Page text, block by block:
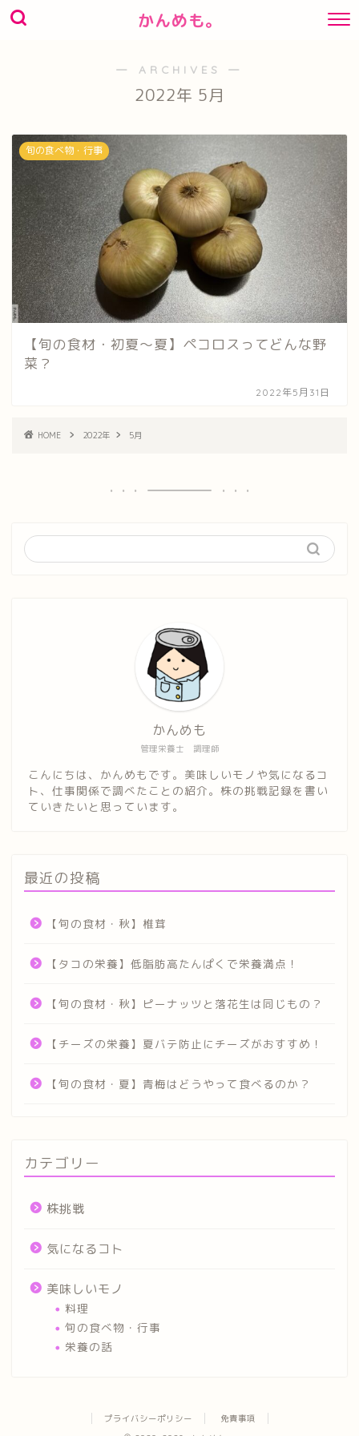
かんめも。
― ARCHIVES ―
2022年 5月
旬の食べ物・行事
【旬の食材・初夏～夏】ペコロスってどんな野
菜？
2022年5月31日
HOME 2022年 5月
管理栄養士 調理師
かんめも
こんにちは、かんめもです。美味しいモノや気になるコ
ト、仕事関係で調べたことの紹介。株の挑戦記録を書い
ていきたいと思っています。
最近の投稿
【旬の食材・秋】椎茸
【タコの栄養】低脂肪高たんぱくで栄養満点！
【旬の食材・秋】ピーナッツと落花生は同じもの？
【チーズの栄養】夏バテ防止にチーズがおすすめ！
【旬の食材・夏】青梅はどうやって食べるのか？
カテゴリー
株挑戦
気になるコト
美味しいモノ
料理
旬の食べ物・行事
栄養の話
プライバシーポリシー
免責事項